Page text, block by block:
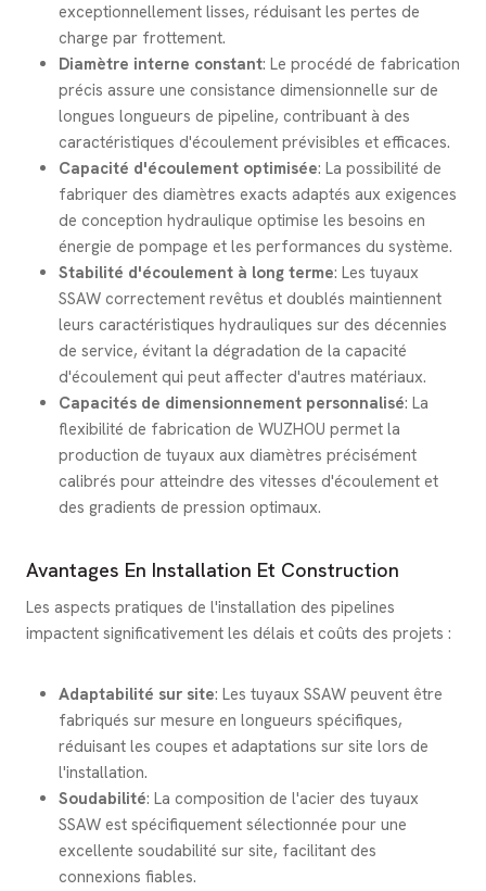
exceptionnellement lisses, réduisant les pertes de
charge par frottement.
Diamètre interne constant: Le procédé de fabrication
précis assure une consistance dimensionnelle sur de
longues longueurs de pipeline, contribuant à des
caractéristiques d'écoulement prévisibles et efficaces.
Capacité d'écoulement optimisée: La possibilité de
fabriquer des diamètres exacts adaptés aux exigences
de conception hydraulique optimise les besoins en
énergie de pompage et les performances du système.
Stabilité d'écoulement à long terme: Les tuyaux
SSAW correctement revêtus et doublés maintiennent
leurs caractéristiques hydrauliques sur des décennies
de service, évitant la dégradation de la capacité
d'écoulement qui peut affecter d'autres matériaux.
Capacités de dimensionnement personnalisé: La
flexibilité de fabrication de WUZHOU permet la
production de tuyaux aux diamètres précisément
calibrés pour atteindre des vitesses d'écoulement et
des gradients de pression optimaux.
Avantages En Installation Et Construction
Les aspects pratiques de l'installation des pipelines
impactent significativement les délais et coûts des projets :
Adaptabilité sur site: Les tuyaux SSAW peuvent être
fabriqués sur mesure en longueurs spécifiques,
réduisant les coupes et adaptations sur site lors de
l'installation.
Soudabilité: La composition de l'acier des tuyaux
SSAW est spécifiquement sélectionnée pour une
excellente soudabilité sur site, facilitant des
connexions fiables.